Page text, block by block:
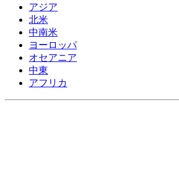
アジア
北米
中南米
ヨーロッパ
オセアニア
中東
アフリカ